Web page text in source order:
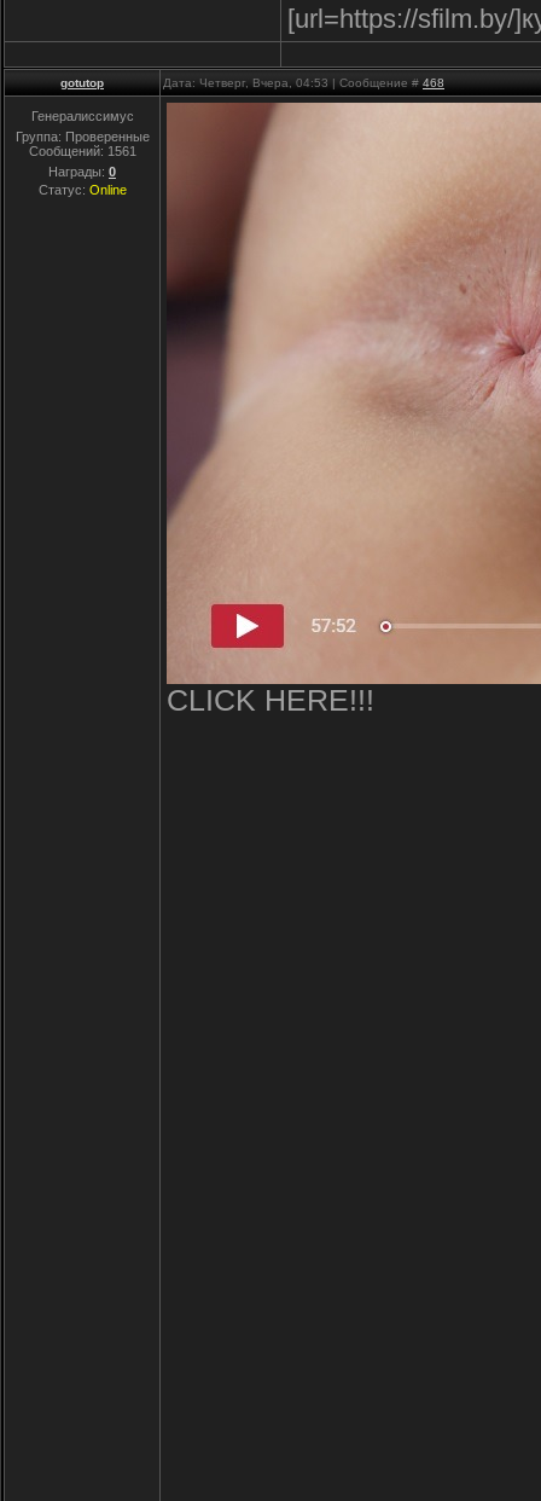
[url=https://sfilm.by/
gotutop Дата: Четверг, Вчера, 04:53 | Сообщение # 468
Генералиссимус
Группа: Проверенные
Сообщений: 1561
Награды: 0
Статус: Online
CLICK HERE!!!